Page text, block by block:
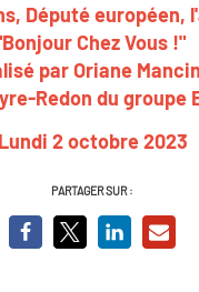
Député européen,
Chez Vous !"
par Oriane
Redon du groupe
Lundi 2 octobre 2023
PARTAGER SUR :